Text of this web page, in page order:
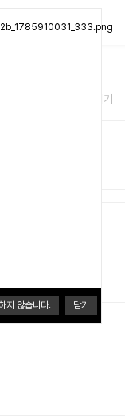
지 않습니다. 닫기
모기퇴치기